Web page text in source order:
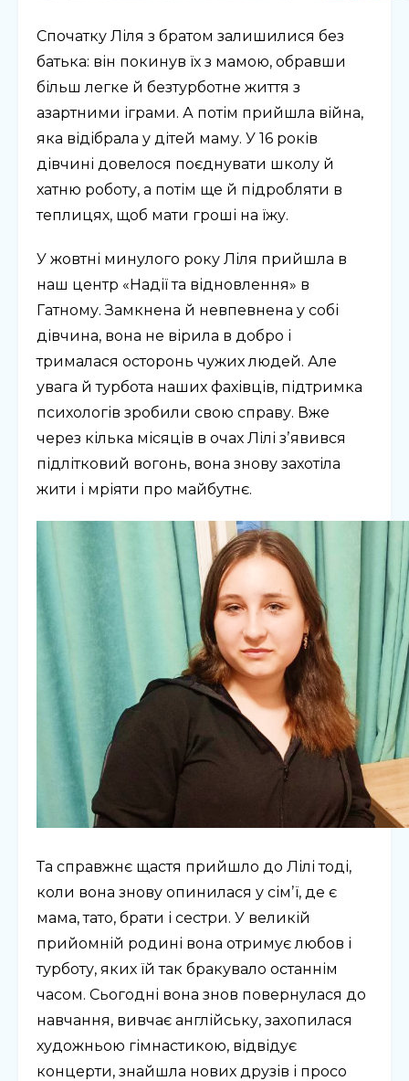
Спочатку Ліля з братом залишилися без
батька: він покинув їх з мамою, обравши
більш легке й безтурботне життя з
азартними іграми. А потім прийшла війна,
яка відібрала у дітей маму. У 16 років
дівчині довелося поєднувати школу й
хатню роботу, а потім ще й підробляти в
теплицях, щоб мати гроші на їжу.
У жовтні минулого року Ліля прийшла в
наш центр «Надії та відновлення» в
Гатному. Замкнена й невпевнена у собі
дівчина, вона не вірила в добро і
трималася осторонь чужих людей. Але
увага й турбота наших фахівців, підтримка
психологів зробили свою справу. Вже
через кілька місяців в очах Лілі зʼявився
підлітковий вогонь, вона знову захотіла
жити і мріяти про майбутнє.
Та справжнє щастя прийшло до Лілі тоді,
коли вона знову опинилася у сімʼї, де є
мама, тато, брати і сестри. У великій
прийомній родині вона отримує любов і
турботу, яких їй так бракувало останнім
часом. Сьогодні вона знов повернулася до
навчання, вивчає англійську, захопилася
художньою гімнастикою, відвідує
концерти, знайшла нових друзів і просо